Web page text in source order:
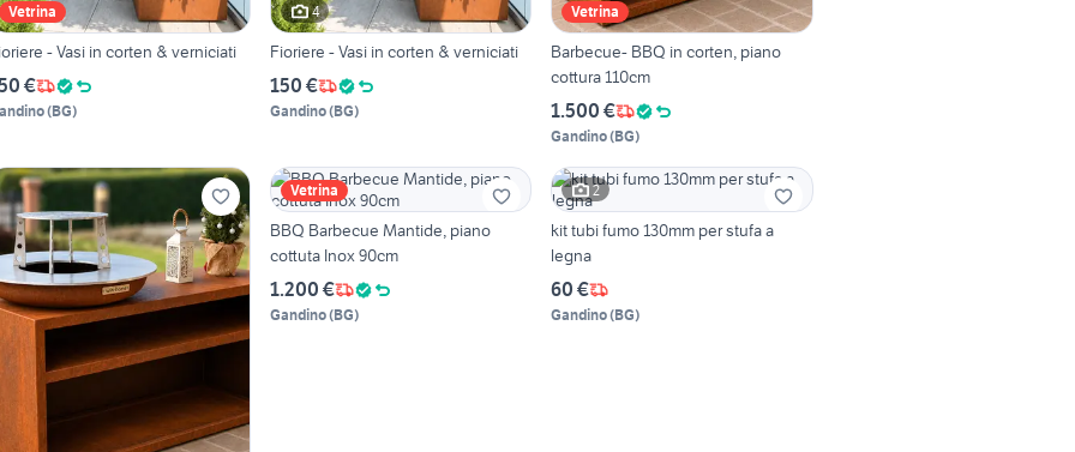
Vetrina
- Vasi in corten & verniciati
€
(BG)
4
Fioriere - Vasi in corten & verniciati
150 €
Gandino(BG)
Vetrina
Barbecue- BBQ in corten, piano
cottura 110cm
1.500 €
Gandino(BG)
Vetrina
BBQ Barbecue Mantide, piano
cottuta Inox 90cm
1.200 €
Gandino(BG)
2
kit tubi fumo 130mm per stufa a
legna
60 €
Gandino(BG)